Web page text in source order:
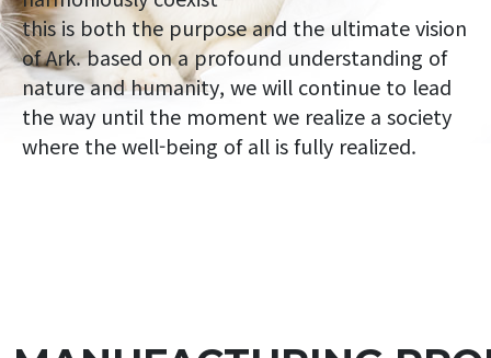
this is both the purpose and the ultimate vision
of Ark. based on a profound understanding of
nature and humanity, we will continue to lead
the way until the moment we realize a society
where the well-being of all is fully realized.